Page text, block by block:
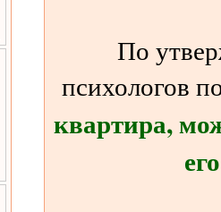
По
психологов
квартира,